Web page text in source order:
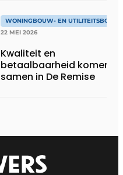
WONINGBOUW- EN UTILITEITSBOUW
22 MEI 2026
Kwaliteit en
betaalbaarheid komen
samen in De Remise